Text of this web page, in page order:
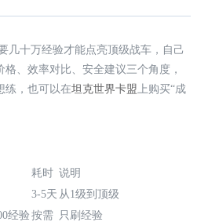
几十万经验才能点亮顶级战车，自己
、效率对比、安全建议三个角度，
练，也可以在坦克世界卡盟上购买“成
耗时 说明
3-5天 从1级到顶级
经验 按需 只刷经验